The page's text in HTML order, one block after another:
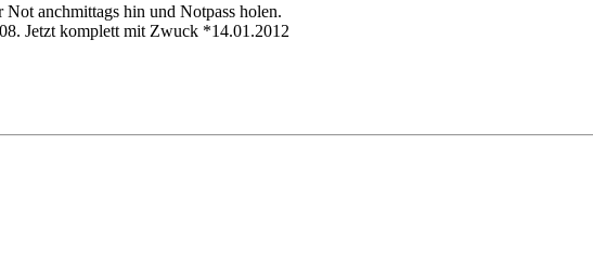
Not anchmittags hin und Notpass holen.
Jetzt komplett mit Zwuck *14.01.2012